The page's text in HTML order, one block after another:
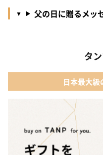
父の日に贈るメッ
タ
日本最大級